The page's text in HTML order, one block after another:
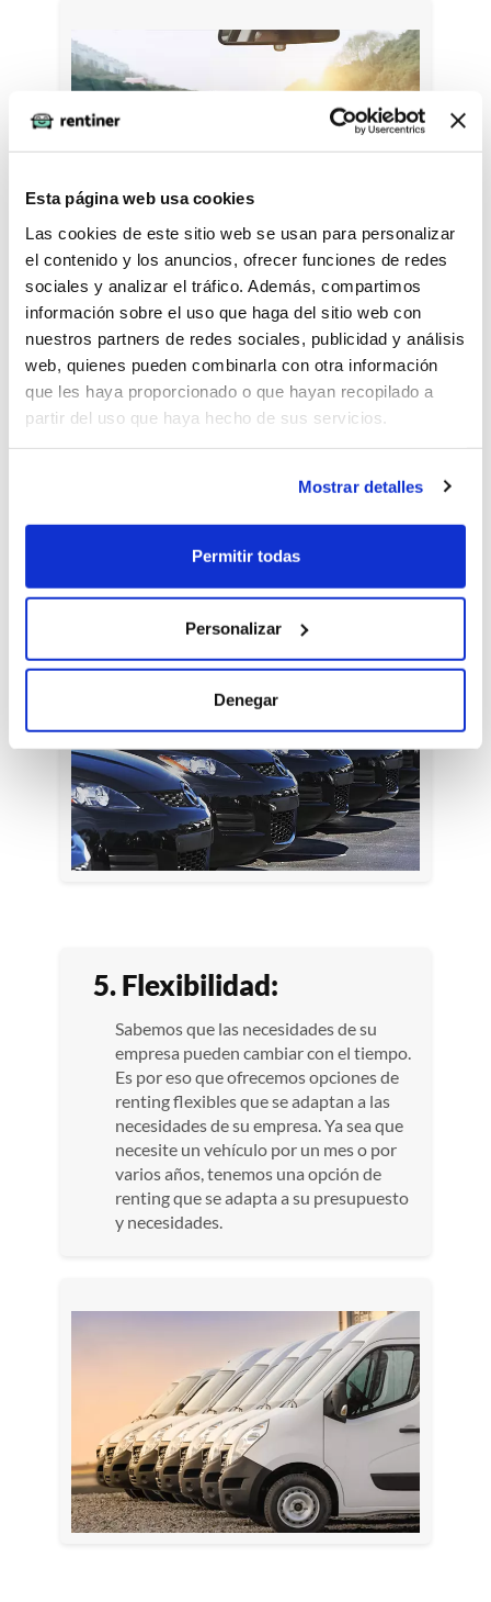
Esta página web usa cookies
Las cookies de este sitio web se usan para personalizar
el contenido y los anuncios, ofrecer funciones de redes
sociales y analizar el tráfico. Además, compartimos
información sobre el uso que haga del sitio web con
nuestros partners de redes sociales, publicidad y análisis
web, quienes pueden combinarla con otra información
que les haya proporcionado o que hayan recopilado a
partir del uso que haya hecho de sus servicios.
Mostrar detalles
Permitir todas
Personalizar
Denegar
4. Desgaste y
obsolescencia:
rápidamente. Con el renting, su empresa
por el desgaste o la obsolescencia.
5. Flexibilidad:
Sabemos que las necesidades de su
empresa pueden cambiar con el tiempo.
Es por eso que ofrecemos opciones de
renting flexibles que se adaptan a las
necesidades de su empresa. Ya sea que
necesite un vehículo por un mes o por
varios años, tenemos una opción de
renting que se adapta a su presupuesto
y necesidades.